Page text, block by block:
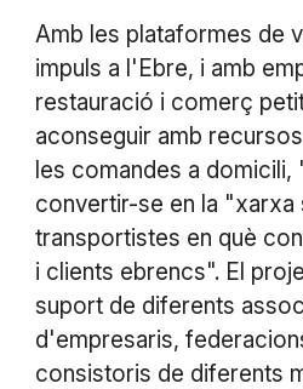
Amb les plataformes de
impuls a l'Ebre, i amb
restauració i comerç
aconseguir amb
les comandes a
convertir-se en la "xarxa
transportistes en què
i clients ebrencs". El
suport de diferents
d'empresaris,
consistoris de diferents